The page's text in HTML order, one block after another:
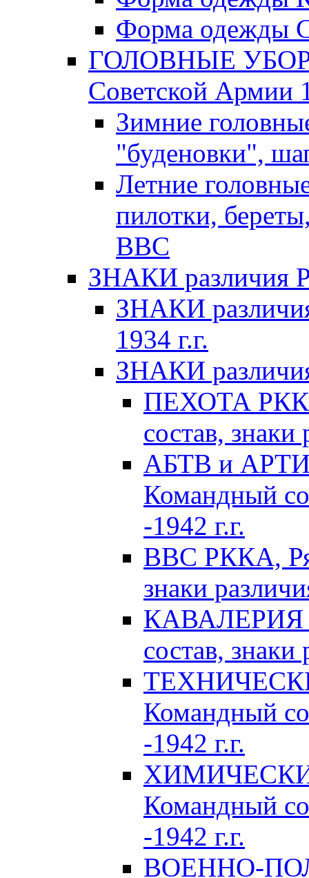
Форма одежды
ГОЛОВНЫЕ
Советской Армии
Зимние
"буденовки",
Летние
пилотки,
ВВС
ЗНАКИ различия
ЗНАКИ
1934 г.г.
ЗНАКИ
ПЕХОТА
состав, знаки
АБТВ и
Командный
-1942 г.г.
ВВС РККА,
знаки
КАВАЛЕРИЯ
состав, знаки
Командный
-1942 г.г.
Командный
-1942 г.г.
ВОЕННО-